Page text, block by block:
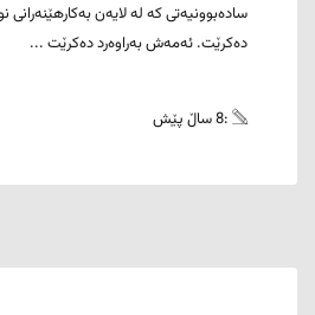
سادەبوونیەتی کە لە لایەن بەکارهێنەرانی
دەکرێت. ئەمەش بەراوەرد دەکرێت ...
:8 ساڵ پێش